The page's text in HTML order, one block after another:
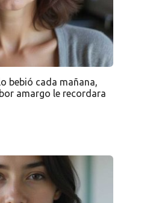
bebió cada mañana,
amargo le recordara